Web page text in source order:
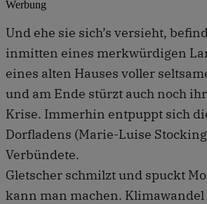
Werbung
Und ehe sie sich’s versieht,
inmitten eines merkwürdigen
eines alten Hauses voller
und am Ende stürzt auch noch
Krise. Immerhin entpuppt sich
Dorfladens (Marie-Luise
Verbündete.
Gletscher schmilzt und spuckt
kann man machen.